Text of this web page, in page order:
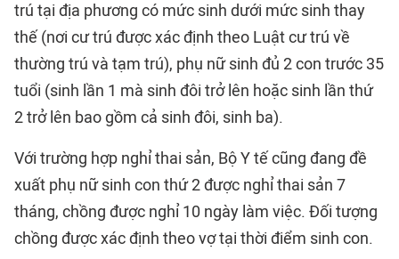
trú tại địa phương có mức sinh dưới mức sinh thay
thế (nơi cư trú được xác định theo Luật cư trú về
thường trú và tạm trú), phụ nữ sinh đủ 2 con trước 35
tuổi (sinh lần 1 mà sinh đôi trở lên hoặc sinh lần thứ
2 trở lên bao gồm cả sinh đôi, sinh ba).
Với trường hợp nghỉ thai sản, Bộ Y tế cũng đang đề
xuất phụ nữ sinh con thứ 2 được nghỉ thai sản 7
tháng, chồng được nghỉ 10 ngày làm việc. Đối tượng
chồng được xác định theo vợ tại thời điểm sinh con.